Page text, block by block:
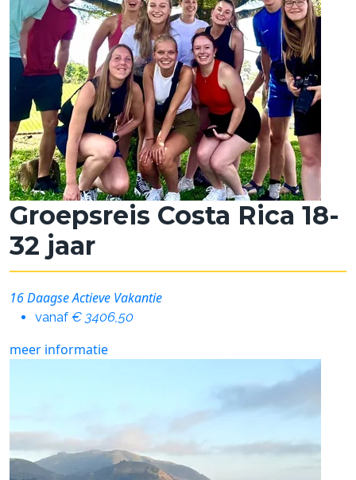
Groepsreis Costa Rica 18-
32 jaar
16 Daagse Actieve Vakantie
vanaf€ 3406,50
meer informatie